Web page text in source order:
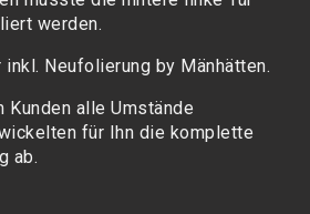
werden.
inkl. Neufolierung by Mänhätten.
Kunden alle Umstände
für Ihn die komplette
ab.